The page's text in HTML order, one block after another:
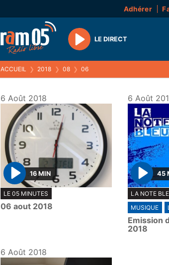
Adhérer
Play
LE DIRECT
ACCUEIL ❯ 2018 ❯ 08 ❯ 06
6 Août 2018
P
l
a
16 MIN
LE 05 MINUTES
06 aout 2018
6 Août
P
l
a
y
45
LA NOTE
MUSIQUE
Emission
2018
6 Août 2018